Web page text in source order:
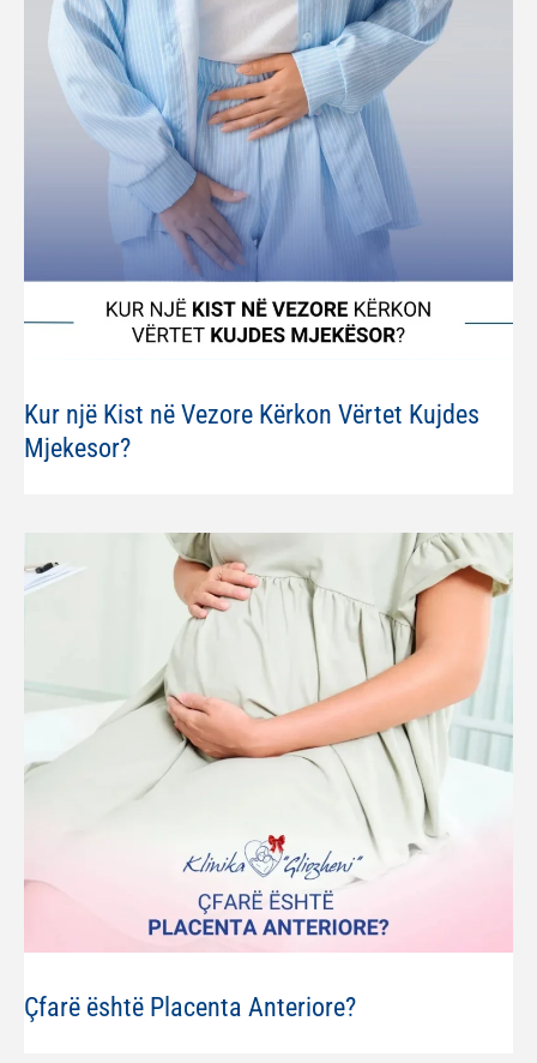
Kur një Kist në Vezore Kërkon Vërtet Kujdes
Mjekesor?
Çfarë është Placenta Anteriore?